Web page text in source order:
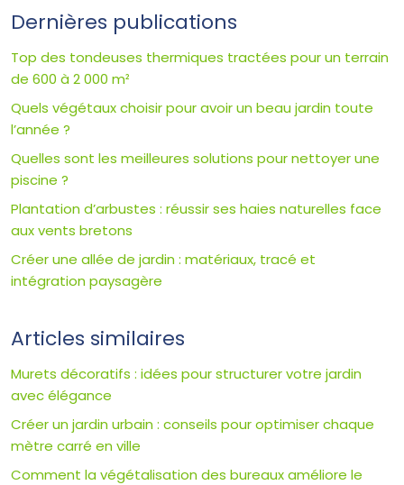
Dernières publications
Top des tondeuses thermiques tractées pour un terrain
de 600 à 2 000 m²
Quels végétaux choisir pour avoir un beau jardin toute
l’année ?
Quelles sont les meilleures solutions pour nettoyer une
piscine ?
Plantation d’arbustes : réussir ses haies naturelles face
aux vents bretons
Créer une allée de jardin : matériaux, tracé et
intégration paysagère
Articles similaires
Murets décoratifs : idées pour structurer votre jardin
avec élégance
Créer un jardin urbain : conseils pour optimiser chaque
mètre carré en ville
Comment la végétalisation des bureaux améliore le